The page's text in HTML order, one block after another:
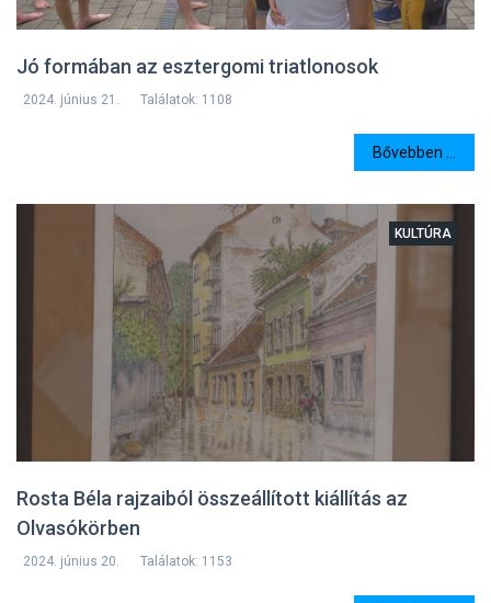
Jó formában az esztergomi triatlonosok
2024. június 21. Találatok: 1108
Bővebben ...
Rosta Béla rajzaiból összeállított kiállítás az
Olvasókörben
KULTÚRA
2024. június 20. Találatok: 1153